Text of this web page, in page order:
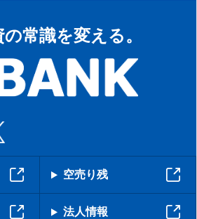
常識を変える。
空売り残
法人情報